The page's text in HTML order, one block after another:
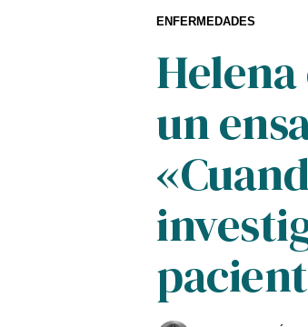
un
ENFERMEDADES